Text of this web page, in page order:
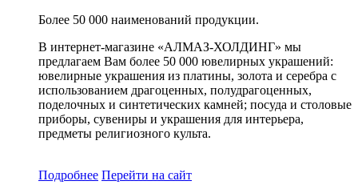
Более 50 000 наименований продукции.
В интернет-магазине «АЛМАЗ-ХОЛДИНГ» мы
предлагаем Вам более 50 000 ювелирных украшений:
ювелирные украшения из платины, золота и серебра с
использованием драгоценных, полудрагоценных,
поделочных и синтетических камней; посуда и столовые
приборы, сувениры и украшения для интерьера,
предметы религиозного культа.
Подробнее Перейти на сайт